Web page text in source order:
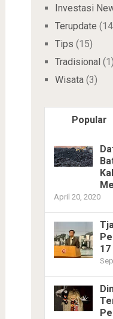
Investasi
Terupdate
Tips (15)
Tradisional (1)
Wisata(3)
Popular
April 20, 2020